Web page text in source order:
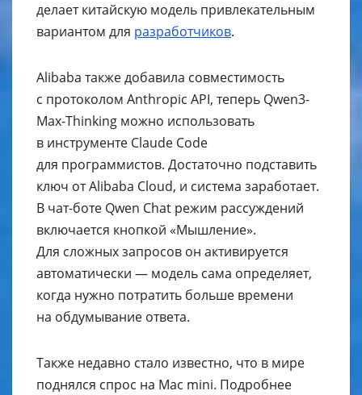
делает китайскую модель привлекательным
вариантом для разработчиков.
Alibaba также добавила совместимость
с протоколом Anthropic API, теперь Qwen3-
Max-Thinking можно использовать
в инструменте Claude Code
для программистов. Достаточно подставить
ключ от Alibaba Cloud, и система заработает.
В чат-боте Qwen Chat режим рассуждений
включается кнопкой «Мышление».
Для сложных запросов он активируется
автоматически — модель сама определяет,
когда нужно потратить больше времени
на обдумывание ответа.
Также недавно стало известно, что в мире
поднялся спрос на Mac mini. Подробнее